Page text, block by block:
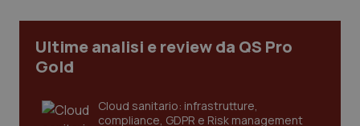
Ultime analisi e review da QS Pro
Gold
Cloud sanitario: infrastrutture,
compliance, GDPR e Risk management